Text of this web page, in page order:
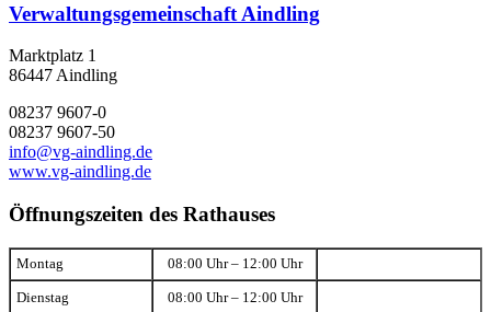
Verwaltungsgemeinschaft Aindling
Marktplatz 1
86447 Aindling
08237 9607-0
08237 9607-50
info@vg-aindling.de
www.vg-aindling.de
Öffnungszeiten des Rathauses
Montag 08:00 Uhr – 12:00 Uhr
Dienstag 08:00 Uhr – 12:00 Uhr